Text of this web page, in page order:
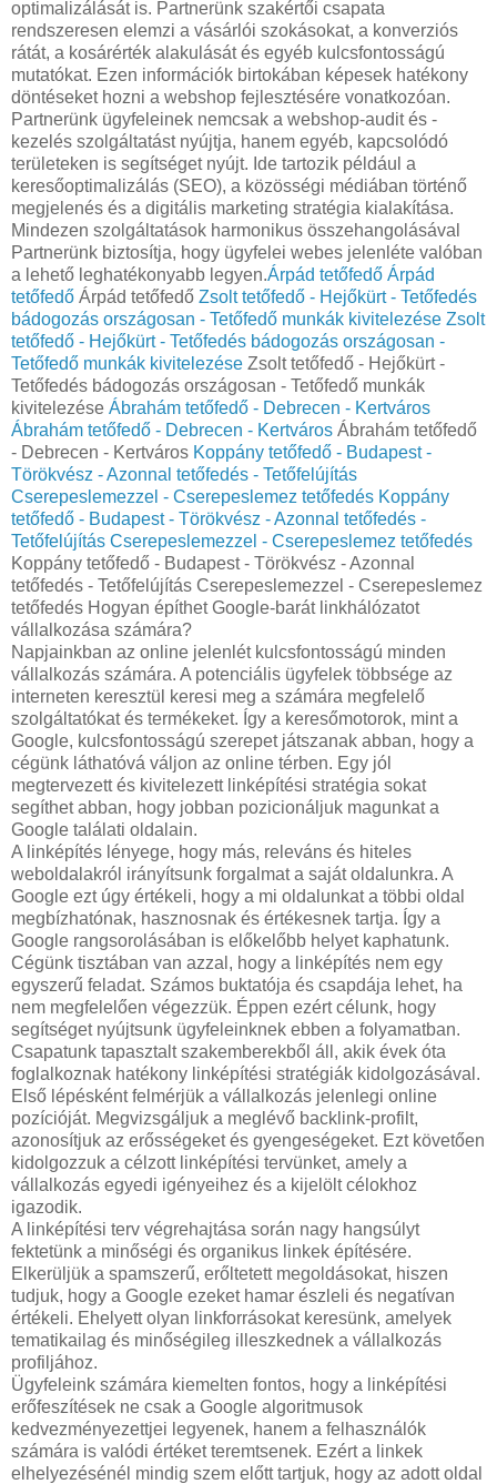
optimalizálását is. Partnerünk szakértői csapata
rendszeresen elemzi a vásárlói szokásokat, a konverziós
rátát, a kosárérték alakulását és egyéb kulcsfontosságú
mutatókat. Ezen információk birtokában képesek hatékony
döntéseket hozni a webshop fejlesztésére vonatkozóan.
Partnerünk ügyfeleinek nemcsak a webshop-audit és -
kezelés szolgáltatást nyújtja, hanem egyéb, kapcsolódó
területeken is segítséget nyújt. Ide tartozik például a
keresőoptimalizálás (SEO), a közösségi médiában történő
megjelenés és a digitális marketing stratégia kialakítása.
Mindezen szolgáltatások harmonikus összehangolásával
Partnerünk biztosítja, hogy ügyfelei webes jelenléte valóban
a lehető leghatékonyabb legyen.Árpád tetőfedő Árpád
tetőfedő Árpád tetőfedő Zsolt tetőfedő - Hejőkürt - Tetőfedés
bádogozás országosan - Tetőfedő munkák kivitelezése Zsolt
tetőfedő - Hejőkürt - Tetőfedés bádogozás országosan -
Tetőfedő munkák kivitelezése Zsolt tetőfedő - Hejőkürt -
Tetőfedés bádogozás országosan - Tetőfedő munkák
kivitelezése Ábrahám tetőfedő - Debrecen - Kertváros
Ábrahám tetőfedő - Debrecen - Kertváros Ábrahám tetőfedő
- Debrecen - Kertváros Koppány tetőfedő - Budapest -
Törökvész - Azonnal tetőfedés - Tetőfelújítás
Cserepeslemezzel - Cserepeslemez tetőfedés Koppány
tetőfedő - Budapest - Törökvész - Azonnal tetőfedés -
Tetőfelújítás Cserepeslemezzel - Cserepeslemez tetőfedés
Koppány tetőfedő - Budapest - Törökvész - Azonnal
tetőfedés - Tetőfelújítás Cserepeslemezzel - Cserepeslemez
tetőfedés Hogyan építhet Google-barát linkhálózatot
vállalkozása számára?
Napjainkban az online jelenlét kulcsfontosságú minden
vállalkozás számára. A potenciális ügyfelek többsége az
interneten keresztül keresi meg a számára megfelelő
szolgáltatókat és termékeket. Így a keresőmotorok, mint a
Google, kulcsfontosságú szerepet játszanak abban, hogy a
cégünk láthatóvá váljon az online térben. Egy jól
megtervezett és kivitelezett linképítési stratégia sokat
segíthet abban, hogy jobban pozicionáljuk magunkat a
Google találati oldalain.
A linképítés lényege, hogy más, releváns és hiteles
weboldalakról irányítsunk forgalmat a saját oldalunkra. A
Google ezt úgy értékeli, hogy a mi oldalunkat a többi oldal
megbízhatónak, hasznosnak és értékesnek tartja. Így a
Google rangsorolásában is előkelőbb helyet kaphatunk.
Cégünk tisztában van azzal, hogy a linképítés nem egy
egyszerű feladat. Számos buktatója és csapdája lehet, ha
nem megfelelően végezzük. Éppen ezért célunk, hogy
segítséget nyújtsunk ügyfeleinknek ebben a folyamatban.
Csapatunk tapasztalt szakemberekből áll, akik évek óta
foglalkoznak hatékony linképítési stratégiák kidolgozásával.
Első lépésként felmérjük a vállalkozás jelenlegi online
pozícióját. Megvizsgáljuk a meglévő backlink-profilt,
azonosítjuk az erősségeket és gyengeségeket. Ezt követően
kidolgozzuk a célzott linképítési tervünket, amely a
vállalkozás egyedi igényeihez és a kijelölt célokhoz
igazodik.
A linképítési terv végrehajtása során nagy hangsúlyt
fektetünk a minőségi és organikus linkek építésére.
Elkerüljük a spamszerű, erőltetett megoldásokat, hiszen
tudjuk, hogy a Google ezeket hamar észleli és negatívan
értékeli. Ehelyett olyan linkforrásokat keresünk, amelyek
tematikailag és minőségileg illeszkednek a vállalkozás
profiljához.
Ügyfeleink számára kiemelten fontos, hogy a linképítési
erőfeszítések ne csak a Google algoritmusok
kedvezményezettjei legyenek, hanem a felhasználók
számára is valódi értéket teremtsenek. Ezért a linkek
elhelyezésénél mindig szem előtt tartjuk, hogy az adott oldal